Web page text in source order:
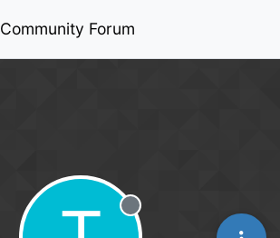
Community Forum
Offline